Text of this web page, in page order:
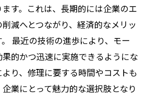
す。これは、長期的には企業のエ
減へとつながり、経済的なメリッ
最近の技術の進歩により、モー
的かつ迅速に実施できるようにな
り、修理に要する時間やコストも
業にとって魅力的な選択肢となり